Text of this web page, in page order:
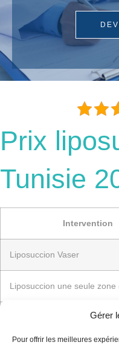
Gérer
Pour offrir les meilleures
Prix
Tunisie
Intervention
Liposuccion Vaser
Liposuccion une seule
Liposuccion trois zones et